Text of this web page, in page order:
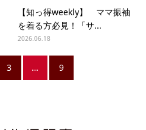
【知っ得weekly】 ママ振袖
を着る方必見！「サ...
2026.06.18
3 … 9